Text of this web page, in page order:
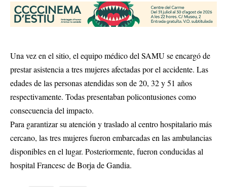
Una vez en el sitio, el equipo médico del SAMU se encargó de
prestar asistencia a tres mujeres afectadas por el accidente. Las
edades de las personas atendidas son de 20, 32 y 51 años
respectivamente. Todas presentaban policontusiones como
consecuencia del impacto.
Para garantizar su atención y traslado al centro hospitalario más
cercano, las tres mujeres fueron embarcadas en las ambulancias
disponibles en el lugar. Posteriormente, fueron conducidas al
hospital Francesc de Borja de Gandia.